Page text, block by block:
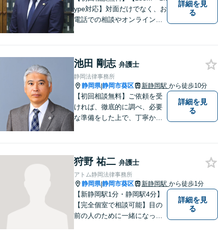
ype対応】対面だけでなく、お
電話での相談やオンライン相
だける最善の解決を目指しま
す。【ウェブ予約システムで
迅速な対応】
詳細を見
る
池田 剛志 弁護士
静岡法律事務所
静岡県|静岡市葵区 新静岡駅 から徒歩10分
【初回相談無料】ご依頼を受
ければ、徹底的に調べ、必要
な準備をした上で、丁寧かつ
の損害賠償請求事件、相続・
離婚、破産・個人再生等は、
私が力を注ぎ、得意としてい
る分野です。
詳細を見
る
狩野 祐二 弁護士
アトム静岡法律事務所
静岡県|静岡市葵区 新静岡駅 から徒歩1分
【新静岡駅1分・静岡駅4分】
【完全個室で相談可能】目の
前の人のために一緒になって
詳細を見
る